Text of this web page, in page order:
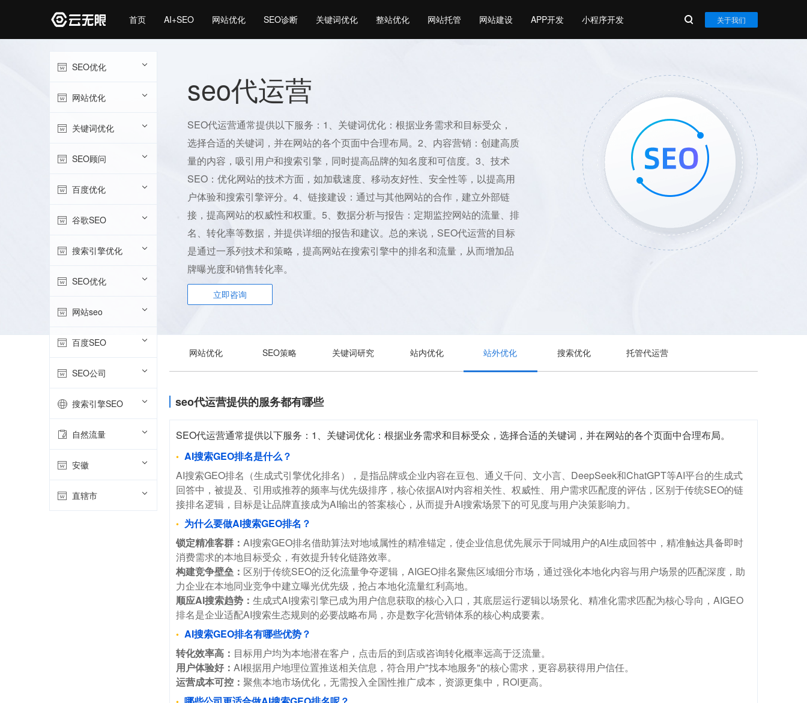
首页 AI+SEO 网站优化 SEO诊断 关键词优化 整站优化 网站托管 网站建设 APP开发 小程序开发 关于我们
seo代运营
SEO代运营通常提供以下服务：1、关键词优化：根据业务需求和目标受众，
选择合适的关键词，并在网站的各个页面中合理布局。2、内容营销：创建高质
量的内容，吸引用户和搜索引擎，同时提高品牌的知名度和可信度。3、技术
SEO：优化网站的技术方面，如加载速度、移动友好性、安全性等，以提高用
户体验和搜索引擎评分。4、链接建设：通过与其他网站的合作，建立外部链
接，提高网站的权威性和权重。5、数据分析与报告：定期监控网站的流量、排
名、转化率等数据，并提供详细的报告和建议。总的来说，SEO代运营的目标
是通过一系列技术和策略，提高网站在搜索引擎中的排名和流量，从而增加品
牌曝光度和销售转化率。
立即咨询
SEO优化
网站优化
关键词优化
SEO顾问
百度优化
谷歌SEO
搜索引擎优化
SEO优化
网站seo
百度SEO
SEO公司
搜索引擎SEO
自然流量
安徽
直辖市
网站优化 SEO策略 关键词研究 站内优化 站外优化 搜索优化 托管代运营
seo代运营提供的服务都有哪些
SEO代运营通常提供以下服务：1、关键词优化：根据业务需求和目标受众，选择合适的关键词，并在网站的各个页面中合理布局。
AI搜索GEO排名是什么？
AI搜索GEO排名（生成式引擎优化排名），是指品牌或企业内容在豆包、通义千问、文小言、DeepSeek和ChatGPT等AI平台的生成式
回答中，被提及、引用或推荐的频率与优先级排序，核心依据AI对内容相关性、权威性、用户需求匹配度的评估，区别于传统SEO的链
接排名逻辑，目标是让品牌直接成为AI输出的答案核心，从而提升AI搜索场景下的可见度与用户决策影响力。
为什么要做AI搜索GEO排名？
锁定精准客群： AI搜索GEO排名借助算法对地域属性的精准锚定，使企业信息优先展示于同城用户的AI生成回答中，精准触达具备即时
消费需求的本地目标受众，有效提升转化链路效率。
构建竞争壁垒： 区别于传统SEO的泛化流量争夺逻辑，AIGEO排名聚焦区域细分市场，通过强化本地化内容与用户场景的匹配深度，助
力企业在本地同业竞争中建立曝光优先级，抢占本地化流量红利高地。
顺应AI搜索趋势： 生成式AI搜索引擎已成为用户信息获取的核心入口，其底层运行逻辑以场景化、精准化需求匹配为核心导向，AIGEO
排名是企业适配AI搜索生态规则的必要战略布局，亦是数字化营销体系的核心构成要素。
AI搜索GEO排名有哪些优势？
转化效率高： 目标用户均为本地潜在客户，点击后的到店或咨询转化概率远高于泛流量。
用户体验好： AI根据用户地理位置推送相关信息，符合用户"找本地服务"的核心需求，更容易获得用户信任。
运营成本可控： 聚焦本地市场优化，无需投入全国性推广成本，资源更集中，ROI更高。